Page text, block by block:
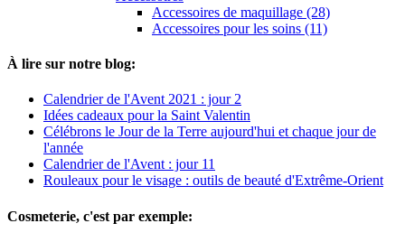
Accessoires de maquillage (28)
Accessoires pour les soins (11)
À lire sur notre blog:
Calendrier de l'Avent 2021 : jour 2
Idées cadeaux pour la Saint Valentin
Célébrons le Jour de la Terre aujourd'hui et chaque jour de
l'année
Calendrier de l'Avent : jour 11
Rouleaux pour le visage : outils de beauté d'Extrême-Orient
Cosmeterie, c'est par exemple: